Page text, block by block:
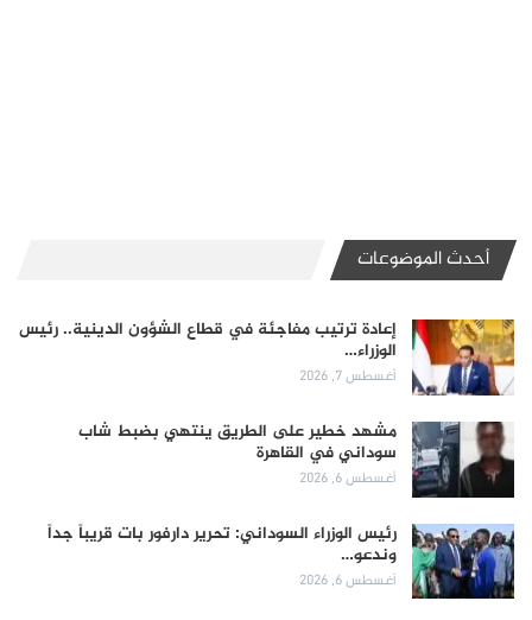
أحدث الموضوعات
إعادة ترتيب مفاجئة في قطاع الشؤون الدينية.. رئيس
الوزراء…
أغسطس 7, 2026
مشهد خطير على الطريق ينتهي بضبط شاب
سوداني في القاهرة
أغسطس 6, 2026
رئيس الوزراء السوداني: تحرير دارفور بات قريباً جداً
وندعو…
أغسطس 6, 2026